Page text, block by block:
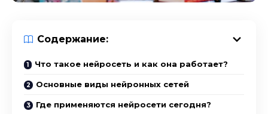
Содержание:
Что такое нейросеть и как она работает?
Основные виды нейронных сетей
Где применяются нейросети сегодня?